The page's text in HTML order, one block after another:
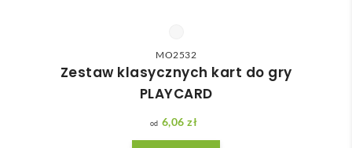
MO2532
Zestaw klasycznych kart do gry
PLAYCARD
6,06 zł